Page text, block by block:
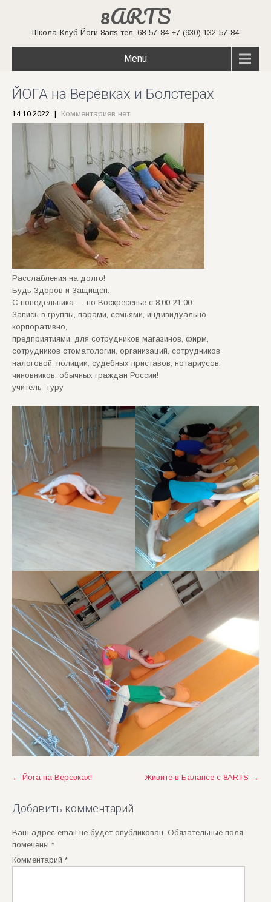
8ARTS
Школа-Клуб Йоги 8arts тел. 68-57-84 +7 (930) 132-57-84
Menu
ЙОГА на Верёвках и Болстерах
14.10.2022 | Комментариев нет
Расслабления на долго!
Будь Здоров и Защищён.
С понедельника — по Воскресенье с 8.00-21.00
Запись в группы, парами, семьями, индивидуально,
корпоративно,
предприятиями, для сотрудников магазинов, фирм,
сотрудников стоматологии, организаций, сотрудников
налоговой, полиции, судебных приставов, нотариусов,
чиновников, обычных граждан России!
учитель -гуру
Post
← Йога на Верёвках! Живите в Балансе с 8ARTS →
Добавить комментарий
Ваш адрес email не будет опубликован. Обязательные поля
помечены *
Комментарий *